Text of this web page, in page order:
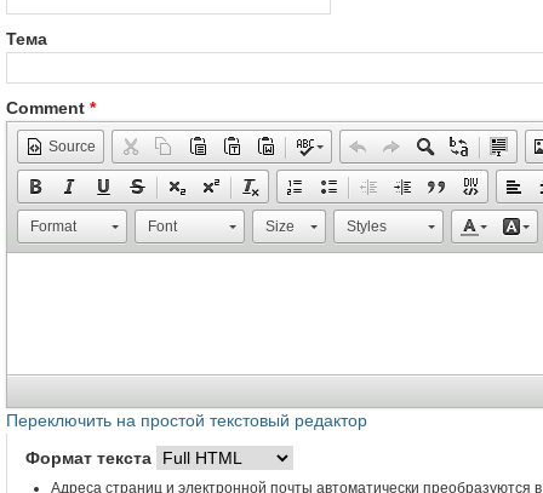
Тема
Comment *
Source
Format Font Size Styles
Переключить на простой текстовый редактор
Формат текста
Адреса страниц и электронной почты автоматически преобразуются